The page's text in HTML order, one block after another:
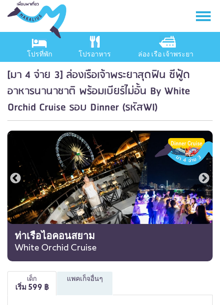
โปรที่พัก โปรอาหาร ล่อง เรือ เจ้าพระยา
[มา 4 จ่าย 3] ล่องเรือเจ้าพระยาสุดฟิน ซีฟู้ด
อาหารนานาชาติ พร้อมเบียร์ไม่อั้น By White
Orchid Cruise รอบ Dinner (รหัสWI)
ท่าเรือไอคอนสยาม
White Orchid Cruise
เด็ก
เริ่ม 599 ฿
แพคเก็จอื่นๆ